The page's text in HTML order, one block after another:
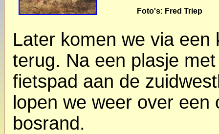
Foto's: Fred Triep
Later komen we via
terug. Na een plasje
fietspad aan de
lopen we weer over
bosrand.